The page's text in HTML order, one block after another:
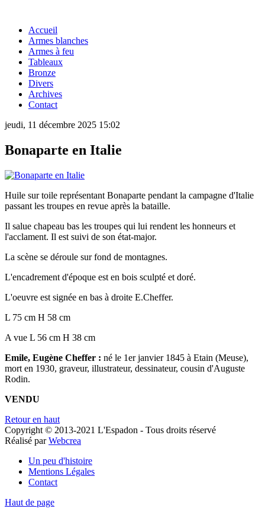
Accueil
Armes blanches
Armes à feu
Tableaux
Bronze
Divers
Archives
Contact
jeudi, 11 décembre 2025 15:02
Bonaparte en Italie
Huile sur toile représentant Bonaparte pendant la campagne d'Italie
passant les troupes en revue après la bataille.
Il salue chapeau bas les troupes qui lui rendent les honneurs et
l'acclament. Il est suivi de son état-major.
La scène se déroule sur fond de montagnes.
L'encadrement d'époque est en bois sculpté et doré.
L'oeuvre est signée en bas à droite E.Cheffer.
L 75 cm H 58 cm
A vue L 56 cm H 38 cm
Emile, Eugène Cheffer : né le 1er janvier 1845 à Etain (Meuse),
mort en 1930, graveur, illustrateur, dessinateur, cousin d'Auguste
Rodin.
VENDU
Retour en haut
Copyright © 2013-2021 L'Espadon - Tous droits réservé
Réalisé parWebcrea
Un peu d'histoire
Mentions Légales
Contact
Haut de page